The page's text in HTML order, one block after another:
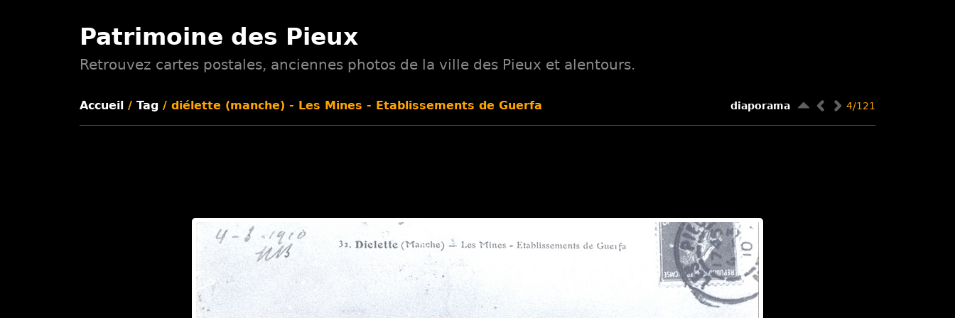
Patrimoine des Pieux
Retrouvez cartes postales, anciennes photos de la ville des Pieux et alentours.
Accueil / Tag / diélette (manche) - Les Mines - Etablissements de Guerfa 4/121
diaporama